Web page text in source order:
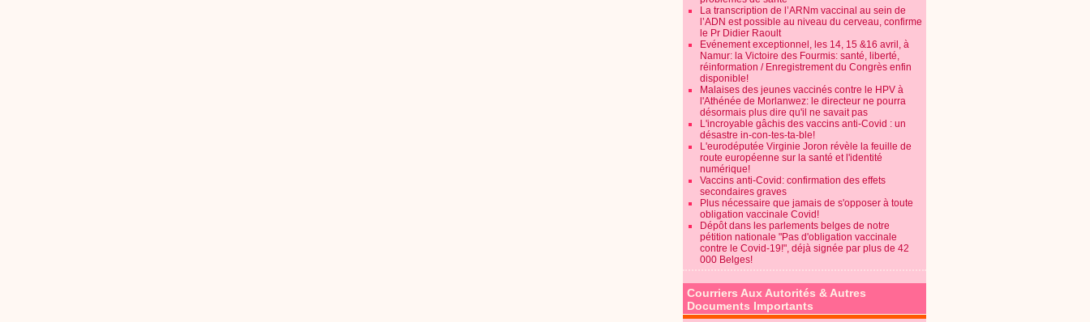
La transcription de l’ARNm vaccinal au sein de
l’ADN est possible au niveau du cerveau, confirme
le Pr Didier Raoult
Evénement exceptionnel, les 14, 15 &16 avril, à
Namur: la Victoire des Fourmis: santé, liberté,
réinformation / Enregistrement du Congrès enfin
disponible!
Malaises des jeunes vaccinés contre le HPV à
l'Athénée de Morlanwez: le directeur ne pourra
désormais plus dire qu'il ne savait pas
L'incroyable gâchis des vaccins anti-Covid : un
désastre in-con-tes-ta-ble!
L'eurodéputée Virginie Joron révèle la feuille de
route européenne sur la santé et l'identité
numérique!
Vaccins anti-Covid: confirmation des effets
secondaires graves
Plus nécessaire que jamais de s'opposer à toute
obligation vaccinale Covid!
Dépôt dans les parlements belges de notre
pétition nationale "Pas d'obligation vaccinale
contre le Covid-19!", déjà signée par plus de 42
000 Belges!
Courriers Aux Autorités & Autres
Documents Importants